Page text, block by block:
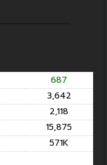
687
3,642
2,118
15,875
571K